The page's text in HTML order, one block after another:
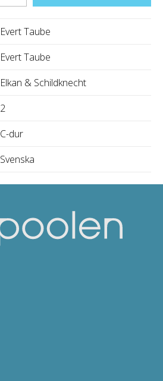
Evert Taube
Evert Taube
Elkan & Schildknecht
2
C-dur
Svenska